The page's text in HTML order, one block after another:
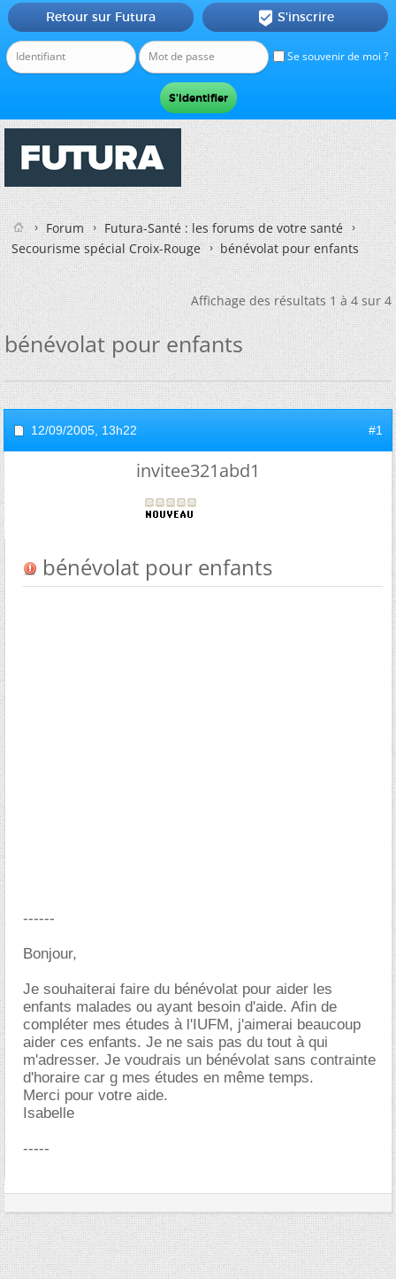
Se souvenir de moi ?
Retour sur Futura  S'inscrire
Forum
Futura-Santé : les forums de votre santé
Secourisme spécial Croix-Rouge
bénévolat pour enfants
Affichage des résultats 1 à 4 sur 4
bénévolat pour enfants
12/09/2005, 13h22 #1
invitee321abd1
bénévolat pour enfants
------
Bonjour,
Je souhaiterai faire du bénévolat pour aider les
enfants malades ou ayant besoin d'aide. Afin de
compléter mes études à l'IUFM, j'aimerai beaucoup
aider ces enfants. Je ne sais pas du tout à qui
m'adresser. Je voudrais un bénévolat sans contrainte
d'horaire car g mes études en même temps.
Merci pour votre aide.
Isabelle
-----